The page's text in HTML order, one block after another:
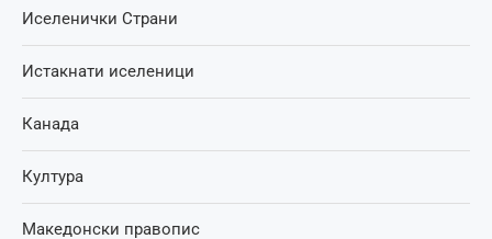
Иселенички Страни
Истакнати иселеници
Канада
Култура
Македонски правопис